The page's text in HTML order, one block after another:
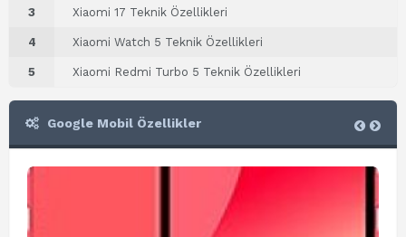
3 Xiaomi 17 Teknik Özellikleri
4 Xiaomi Watch 5 Teknik Özellikleri
5 Xiaomi Redmi Turbo 5 Teknik Özellikleri
Google Mobil Özellikler